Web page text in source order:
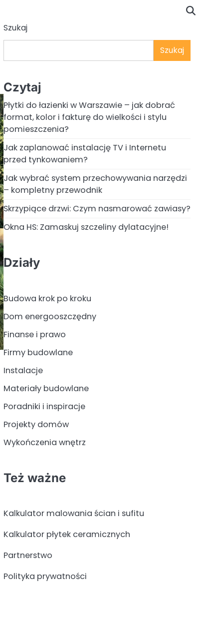
Szukaj
Szukaj
Czytaj
Płytki do łazienki w Warszawie – jak dobrać
format, kolor i fakturę do wielkości i stylu
pomieszczenia?
Jak zaplanować instalację TV i Internetu
przed tynkowaniem?
Jak wybrać system przechowywania narzędzi
– kompletny przewodnik
Skrzypiące drzwi: Czym nasmarować zawiasy?
Okna HS: Zamaskuj szczeliny dylatacyjne!
Działy
Budowa krok po kroku
Dom energooszczędny
Finanse i prawo
Firmy budowlane
Instalacje
Materiały budowlane
Poradniki i inspiracje
Projekty domów
Wykończenia wnętrz
Też ważne
Kalkulator malowania ścian i sufitu
Kalkulator płytek ceramicznych
Partnerstwo
Polityka prywatności